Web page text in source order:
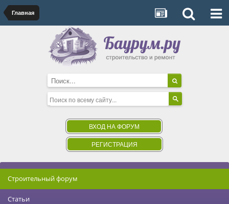
Главная
ВХОД НА ФОРУМ
РЕГИСТРАЦИЯ
Строительный форум
Статьи